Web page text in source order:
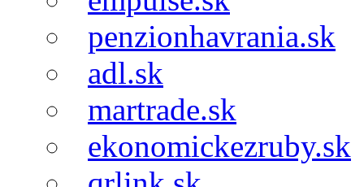
penzionhavrania.sk
adl.sk
martrade.sk
ekonomickezruby.sk